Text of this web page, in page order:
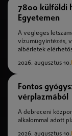
7800 külföldi
Egyetemen
A végleges
vízumügyintézés,
albérletek
2026. augusztus 10.
Fontos
vérplazmából
A debreceni
alkalommal adott
2026. augusztus 10.